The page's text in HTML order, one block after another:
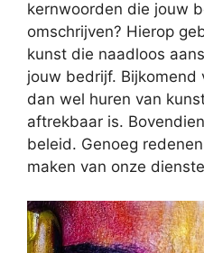
kernwoorden die jouw
omschrijven? Hierop
kunst die naadloos
jouw bedrijf. Bijkomend
dan wel huren van
aftrekbaar is.
beleid. Genoeg
maken van onze